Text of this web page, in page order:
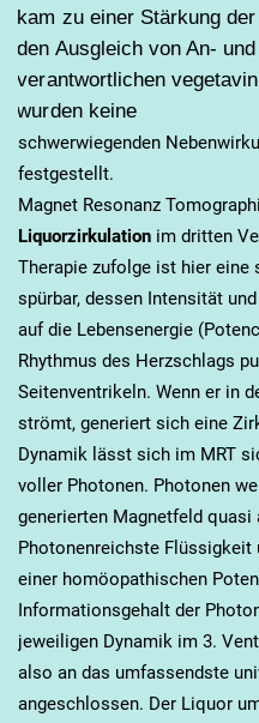
kam zu einer Stärkung
den Ausgleich von An-
verantwortlichen
wurden keine
schwerwiegenden
festgestellt.
Magnet Resonanz
Liquorzirkulationim dritten
Therapie zufolge ist hier eine
spürbar, dessen Intensität
auf die Lebensenergie
Rhythmus des Herzschlags
Seitenventrikeln. Wenn er in
strömt, generiert sich eine
Dynamik lässt sich im MRT
voller Photonen. Photonen
generierten Magnetfeld
Photonenreichste Flüssigkeit
einer homöopathischen
Informationsgehalt der
jeweiligen Dynamik im 3.
also an das umfassendste
angeschlossen. Der Liquor